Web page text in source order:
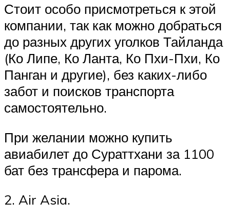
Стоит особо присмотреться к этой
компании, так как можно добраться
до разных других уголков Тайланда
(Ко Липе, Ко Ланта, Ко Пхи-Пхи, Ко
Панган и другие), без каких-либо
забот и поисков транспорта
самостоятельно.
При желании можно купить
авиабилет до Сураттхани за 1100
бат без трансфера и парома.
2. Air Asia.